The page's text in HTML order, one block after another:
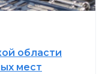
области
мест